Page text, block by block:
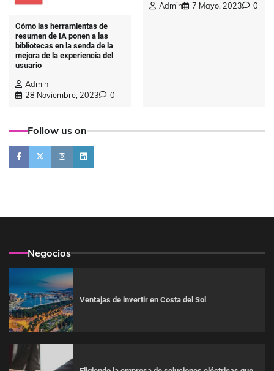
Cómo las herramientas de
resumen de IA ponen a las
bibliotecas en la senda de la
mejora de la experiencia del
usuario
Admin
28 Noviembre, 2023
0
Admin 7 Mayo, 2023 0
Follow us on
Negocios
Ventajas de invertir en Costa del Sol